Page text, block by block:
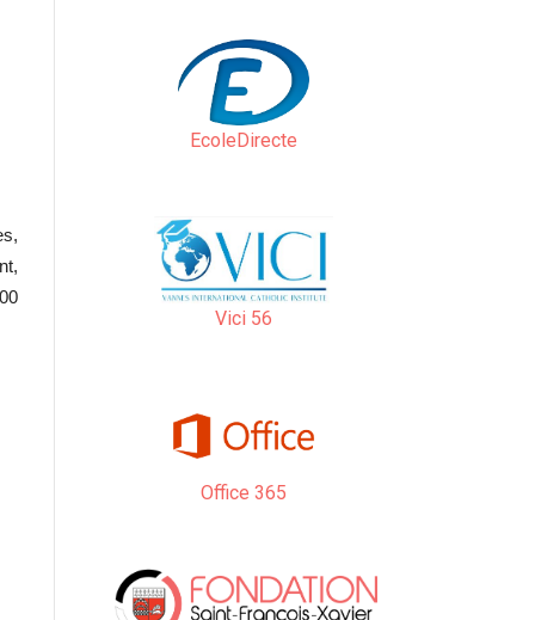
EcoleDirecte
Vici 56
Office 365